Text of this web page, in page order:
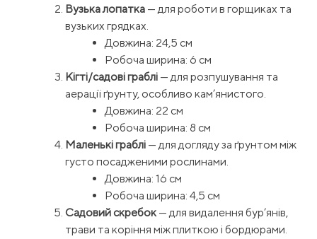
Вузька лопатка — для роботи в горщиках та
вузьких грядках.
Довжина: 24,5 см
Робоча ширина: 6 см
Кігті/садові граблі — для розпушування та
аерації ґрунту, особливо кам’янистого.
Довжина: 22 см
Робоча ширина: 8 см
Маленькі граблі — для догляду за ґрунтом між
густо посадженими рослинами.
Довжина: 16 см
Робоча ширина: 4,5 см
Садовий скребок— для видалення бур’янів,
трави та коріння між плиткою і бордюрами.